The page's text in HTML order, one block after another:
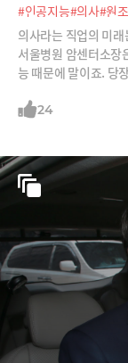
#인공지능#의사#원조
의사라는 직업의 미래
서울병원 암센터소장
능 때문에 말이죠. 당
내 최초로 온라인 원
24